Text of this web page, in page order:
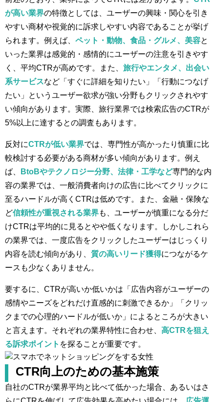
が高い業界の特徴としては、ユーザーの興味・関心を引き
やすい商材や視覚的に訴求しやすい内容であることが挙げ
られます。例えば、 ペット・動物、食品・グルメ、美容と
いった業界は感覚的・感情的にユーザーの注意を引きやす
く、平均CTRが高めです​。また、 旅行やエンタメ、出会い
系サービスなど「すぐに詳細を知りたい」「行動につなげ
たい」というユーザー欲求が強い分野もクリックされやす
い傾向があります。実際、旅行業界では検索広告のCTRが
5%以上に達するとの調査もあります​。
反対にCTRが低い業界では、専門性が高かったり慎重に比
較検討する必要がある商材が多い傾向があります。例え
ば、
BtoBやテクノロジー分野、法律・工学など専門的な内
容の業界では、一般消費者向けの広告に比べてクリックに
至るハードルが高くCTRは低めです。また、金融・保険な
ど信頼性が重視される業界も、ユーザーが慎重になる分だ
けCTRは平均的に見るとやや低くなります。しかしこれら
の業界では、一度広告をクリックしたユーザーはじっくり
内容を読む傾向があり、 質の高いリード獲得につながるケ
ースも少なくありません。
要するに、CTRが高いか低いかは「広告内容がユーザーの
感情やニーズをどれだけ直感的に刺激できるか」「クリッ
クまでの心理的ハードルが低いか」によるところが大きい
と言えます。それぞれの業界特性に合わせ、 高CTRを狙え
る訴求ポイント を探ることが重要です。
CTR向上のための基本施策
自社のCTRが業界平均と比べて低かった場合、あるいはさ